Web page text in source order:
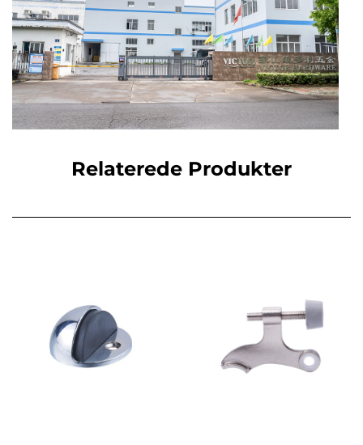
Relaterede Produkter